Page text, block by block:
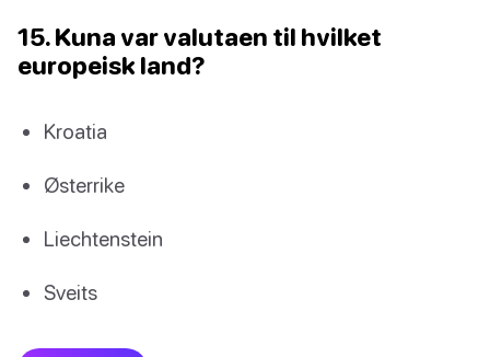
15. Kuna var valutaen til hvilket
europeisk land?
Kroatia
Østerrike
Liechtenstein
Sveits